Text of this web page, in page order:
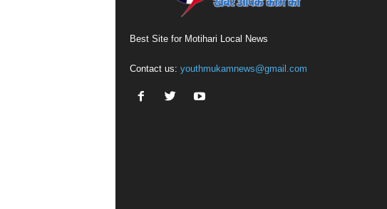
Best Site for Motihari Local News
Contact us: youthmukamnews@gmail.com